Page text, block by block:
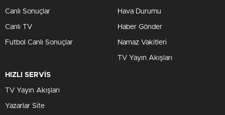
Canlı Sonuçlar
Canlı TV
Futbol Canlı Sonuçlar
Hava Durumu
Haber Gönder
Namaz Vakitleri
TV Yayın Akışları
HIZLI SERVİS
TV Yayın Akışları
Yazarlar Site